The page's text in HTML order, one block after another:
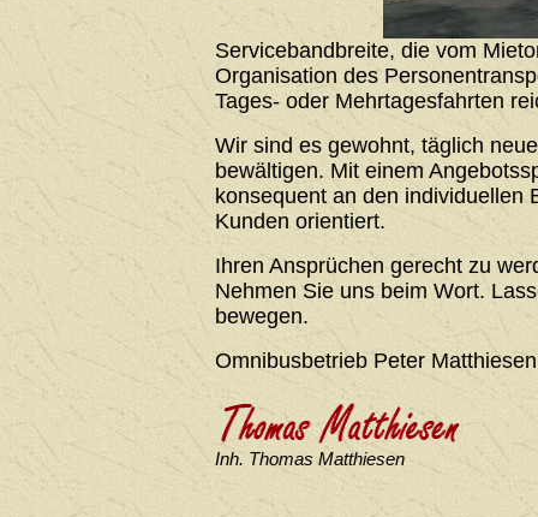
Servicebandbreite, die vom
Organisation des
Tages- oder Mehrtagesfahrten
Wir sind es gewohnt, täglich
bewältigen. Mit einem
konsequent an den individuellen
Kunden orientiert.
Ihren Ansprüchen gerecht zu
Nehmen Sie uns beim Wort.
bewegen.
Omnibusbetrieb Peter Matthiesen
Inh. Thomas Matthiesen